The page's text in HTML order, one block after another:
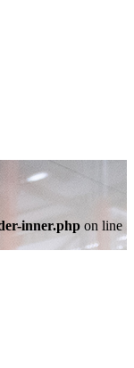
inner.php on line